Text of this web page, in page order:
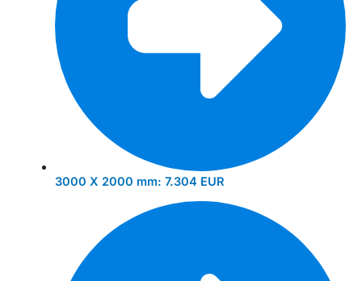
3000 X 2000 mm: 7.304 EUR